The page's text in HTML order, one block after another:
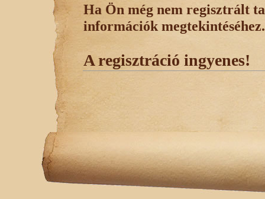
Ha Ön még nem regisztrált
információk megtekintéséhez.
A regisztráció ingyenes!